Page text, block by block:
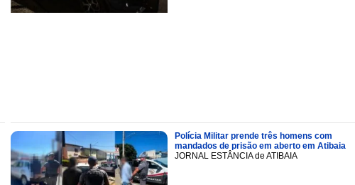
Polícia Militar prende três homens com
mandados de prisão em aberto em Atibaia
JORNAL ESTÂNCIA de ATIBAIA